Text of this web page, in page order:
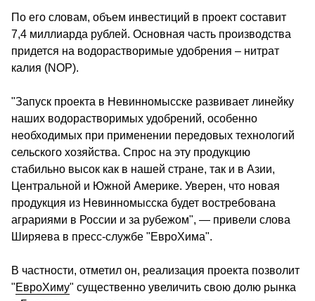
По его словам, объем инвестиций в проект составит
7,4 миллиарда рублей. Основная часть производства
придется на водорастворимые удобрения – нитрат
калия (NOP).
"Запуск проекта в Невинномысске развивает линейку
наших водорастворимых удобрений, особенно
необходимых при применении передовых технологий
сельского хозяйства. Спрос на эту продукцию
стабильно высок как в нашей стране, так и в Азии,
Центральной и Южной Америке. Уверен, что новая
продукция из Невинномысска будет востребована
аграриями в России и за рубежом", — привели слова
Ширяева в пресс-службе "ЕвроХима".
В частности, отметил он, реализация проекта позволит
"ЕвроХиму" существенно увеличить свою долю рынка